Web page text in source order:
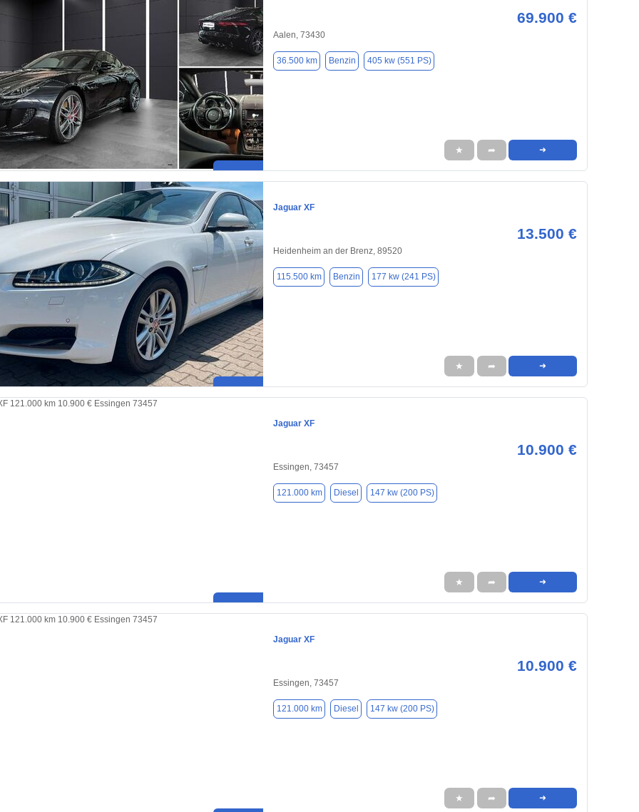
69.900 €
Aalen, 73430
36.500 km Benzin 405 kw (551 PS)
★ ➦ ➜
Jaguar XF
13.500 €
Heidenheim an der Brenz, 89520
115.500 km Benzin 177 kw (241 PS)
★ ➦ ➜
Jaguar XF
10.900 €
Essingen, 73457
121.000 km Diesel 147 kw (200 PS)
★ ➦ ➜
Jaguar XF
10.900 €
Essingen, 73457
121.000 km Diesel 147 kw (200 PS)
★ ➦ ➜